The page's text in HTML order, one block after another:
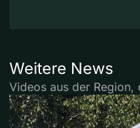
Weitere News
Videos aus der